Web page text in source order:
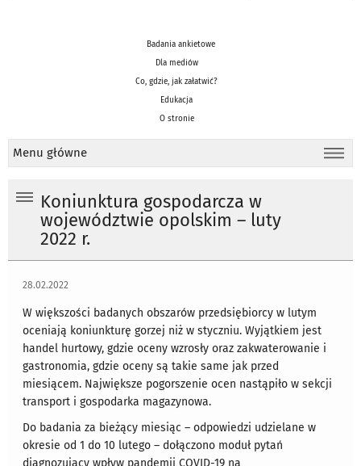
Badania ankietowe
Dla mediów
Co, gdzie, jak załatwić?
Edukacja
O stronie
Menu główne
Koniunktura gospodarcza w
województwie opolskim – luty
2022 r.
28.02.2022
W większości badanych obszarów przedsiębiorcy w lutym
oceniają koniunkturę gorzej niż w styczniu. Wyjątkiem jest
handel hurtowy, gdzie oceny wzrosły oraz zakwaterowanie i
gastronomia, gdzie oceny są takie same jak przed
miesiącem. Największe pogorszenie ocen nastąpiło w sekcji
transport i gospodarka magazynowa.
Do badania za bieżący miesiąc – odpowiedzi udzielane w
okresie od 1 do 10 lutego – dołączono moduł pytań